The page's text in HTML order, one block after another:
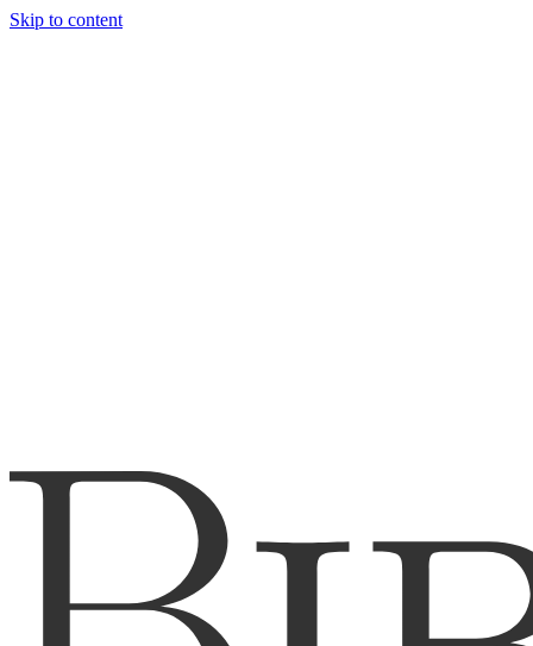
Skip to content